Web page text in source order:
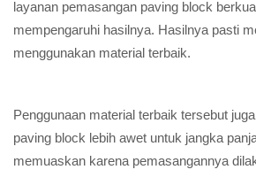
layanan pemasangan paving block
mempengaruhi hasilnya. Hasilnya pasti
menggunakan material terbaik.
Penggunaan material terbaik tersebut
paving block lebih awet untuk jangka
memuaskan karena pemasangannya